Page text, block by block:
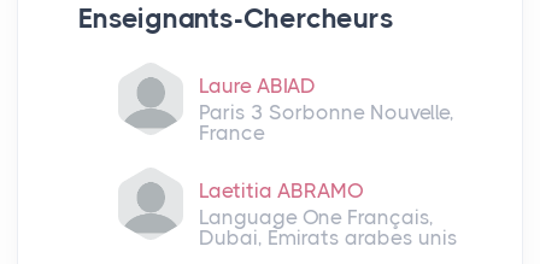
Enseignants-Chercheurs
Laure ABIAD
Paris 3 Sorbonne Nouvelle,
France
Laetitia ABRAMO
Language One Français,
Dubai, Émirats arabes unis